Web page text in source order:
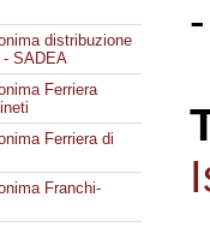
distribuzione
- SADEA
Ferriera
Ferriera di
Franchi-